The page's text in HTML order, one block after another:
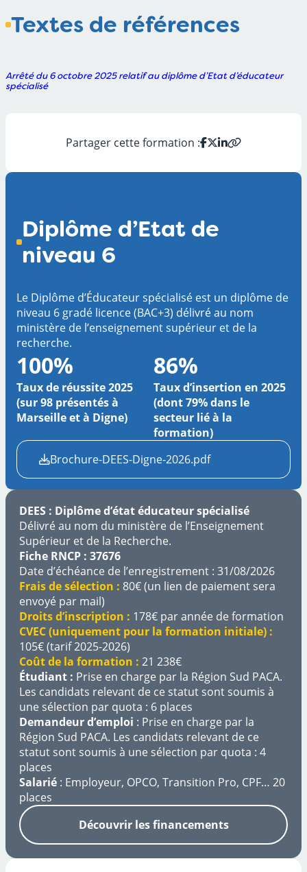
Textes de références
Arrêté du 6 octobre 2025 relatif au diplôme d’Etat d’éducateur
spécialisé
Partager cette formation :
Diplôme d’Etat de
niveau 6
Le Diplôme d’Éducateur spécialisé est un diplôme de
niveau 6 gradé licence (BAC+3) délivré au nom
ministère de l’enseignement supérieur et de la
recherche.
100%
Taux de réussite 2025
(sur 98 présentés à
Marseille et à Digne)
86%
Taux d’insertion en 2025
(dont 79% dans le
secteur lié à la
formation)
Brochure-DEES-Digne-2026.pdf
DEES : Diplôme d’état éducateur spécialisé
Délivré au nom du ministère de l’Enseignement
Supérieur et de la Recherche.
Fiche RNCP : 37676
Date d’échéance de l’enregistrement : 31/08/2026
Frais de sélection : 80€ (un lien de paiement sera
envoyé par mail)
Droits d’inscription : 178€ par année de formation
CVEC(uniquement pour la formation initiale) :
105€ (tarif 2025-2026)
Coût de la formation : 21 238€
Étudiant : Prise en charge par la Région Sud PACA.
Les candidats relevant de ce statut sont soumis à
une sélection par quota : 6 places
Demandeur d’emploi : Prise en charge par la
Région Sud PACA. Les candidats relevant de ce
statut sont soumis à une sélection par quota : 4
places
Salarié : Employeur, OPCO, Transition Pro, CPF… 20
places
Découvrir les financements